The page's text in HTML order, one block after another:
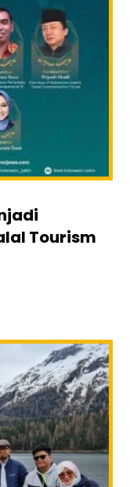
Tourism